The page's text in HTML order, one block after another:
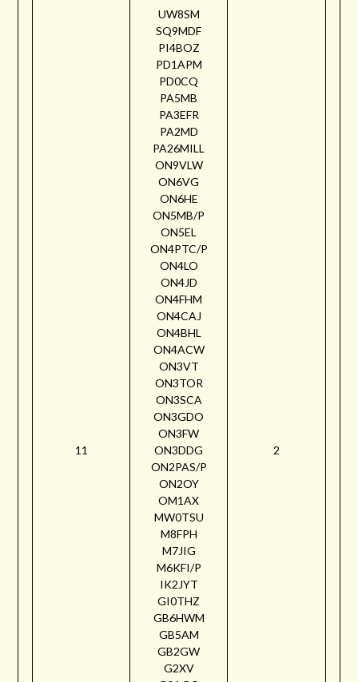
11
UW8SM
SQ9MDF
PI4BOZ
PD1APM
PD0CQ
PA5MB
PA3EFR
PA2MD
PA26MILL
ON9VLW
ON6VG
ON6HE
ON5MB/P
ON5EL
ON4PTC/P
ON4LO
ON4JD
ON4FHM
ON4CAJ
ON4BHL
ON4ACW
ON3VT
ON3TOR
ON3SCA
ON3GDO
ON3FW
ON3DDG
ON2PAS/P
ON2OY
OM1AX
MW0TSU
M8FPH
M7JIG
M6KFI/P
IK2JYT
GI0THZ
GB6HWM
GB5AM
GB2GW
G2XV
2